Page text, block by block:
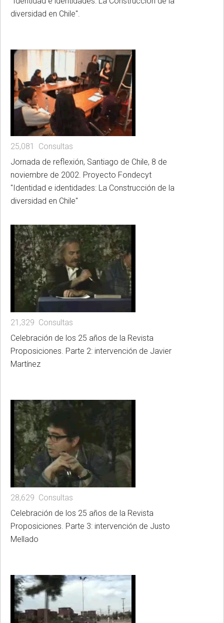
diversidad en Chile".
25,081 Consultas
Jornada de reflexión, Santiago de Chile, 8 de
noviembre de 2002. Proyecto Fondecyt
"Identidad e identidades: La Construcción de la
diversidad en Chile"
21,329 Consultas
Celebración de los 25 años de la Revista
Proposiciones. Parte 2: intervención de Javier
Martínez
28,629 Consultas
Celebración de los 25 años de la Revista
Proposiciones. Parte 3: intervención de Justo
Mellado